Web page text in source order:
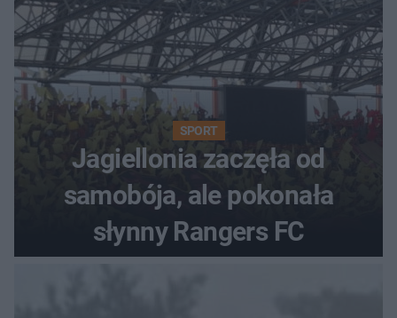
SPORT
Jagiellonia zaczęła od
samobója, ale pokonała
słynny Rangers FC